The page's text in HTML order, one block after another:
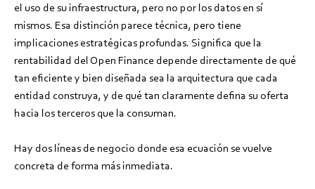
el uso de su infraestructura, pero no por los datos en sí
mismos. Esa distinción parece técnica, pero tiene
implicaciones estratégicas profundas. Significa que la
rentabilidad del Open Finance depende directamente de qué
tan eficiente y bien diseñada sea la arquitectura que cada
entidad construya, y de qué tan claramente defina su oferta
hacia los terceros que la consuman.
Hay dos líneas de negocio donde esa ecuación se vuelve
concreta de forma más inmediata.